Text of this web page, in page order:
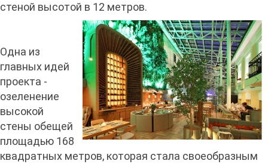
стеной высотой в 12 метров.
Одна из
главных идей
проекта -
озеленение
высокой
стены обещей
площадью 168
квадратных метров, которая стала своеобразным